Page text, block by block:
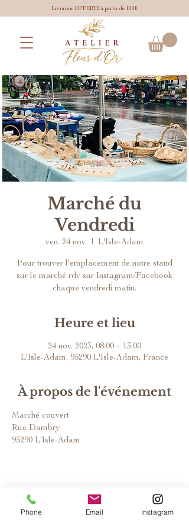
Livraison OFFERTE à partir de 100€
Marché du
Vendredi
ven. 24 nov. L'Isle-Adam
Pour trouver l'emplacement de notre stand
sur le marché rdv sur Instagram/Facebook
chaque vendredi matin.
Heure et lieu
24 nov. 2023, 08:00 – 13:00
L'Isle-Adam, 95290 L'Isle-Adam, France
À propos de l'événement
Marché couvert
Rue Dambry
95290 L'Isle-Adam
Phone Email Instagram